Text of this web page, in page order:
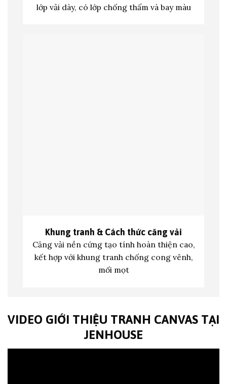
lớp vải dày, có lớp chống thấm và bay màu
Khung tranh & Cách thức căng vải
Căng vải nền cứng tạo tính hoàn thiện cao,
kết hợp với khung tranh chống cong vênh,
mối mọt
VIDEO GIỚI THIỆU TRANH CANVAS TẠI
JENHOUSE